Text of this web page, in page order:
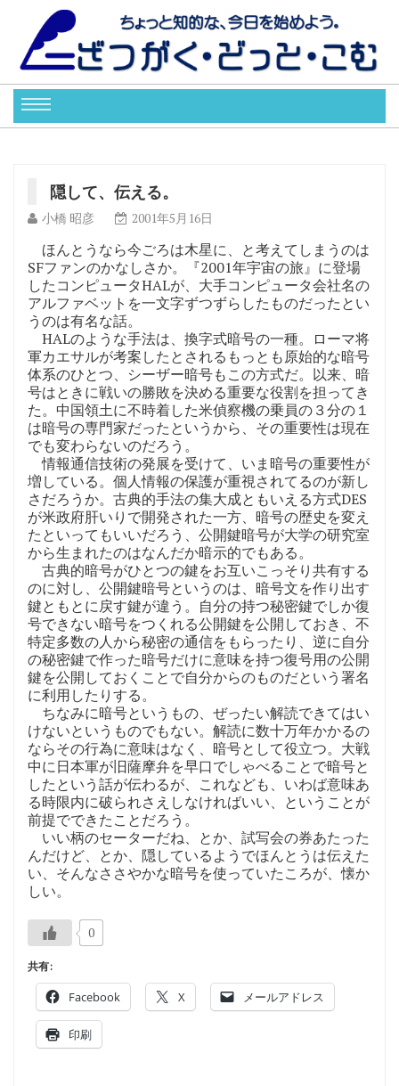
隠して、伝える。
小橋 昭彦 2001年5月16日
ほんとうなら今ごろは木星に、と考えてしまうのは
SFファンのかなしさか。『2001年宇宙の旅』に登場
したコンピュータHALが、大手コンピュータ会社名の
アルファベットを一文字ずつずらしたものだったとい
うのは有名な話。
HALのような手法は、換字式暗号の一種。ローマ将
軍カエサルが考案したとされるもっとも原始的な暗号
体系のひとつ、シーザー暗号もこの方式だ。以来、暗
号はときに戦いの勝敗を決める重要な役割を担ってき
た。中国領土に不時着した米偵察機の乗員の３分の１
は暗号の専門家だったというから、その重要性は現在
でも変わらないのだろう。
情報通信技術の発展を受けて、いま暗号の重要性が
増している。個人情報の保護が重視されてるのが新し
さだろうか。古典的手法の集大成ともいえる方式DES
が米政府肝いりで開発された一方、暗号の歴史を変え
たといってもいいだろう、公開鍵暗号が大学の研究室
から生まれたのはなんだか暗示的でもある。
古典的暗号がひとつの鍵をお互いこっそり共有する
のに対し、公開鍵暗号というのは、暗号文を作り出す
鍵ともとに戻す鍵が違う。自分の持つ秘密鍵でしか復
号できない暗号をつくれる公開鍵を公開しておき、不
特定多数の人から秘密の通信をもらったり、逆に自分
の秘密鍵で作った暗号だけに意味を持つ復号用の公開
鍵を公開しておくことで自分からのものだという署名
に利用したりする。
ちなみに暗号というもの、ぜったい解読できてはい
けないというものでもない。解読に数十万年かかるの
ならその行為に意味はなく、暗号として役立つ。大戦
中に日本軍が旧薩摩弁を早口でしゃべることで暗号と
したという話が伝わるが、これなども、いわば意味あ
る時限内に破られさえしなければいい、ということが
前提でできたことだろう。
いい柄のセーターだね、とか、試写会の券あたった
んだけど、とか、隠しているようでほんとうは伝えた
い、そんなささやかな暗号を使っていたころが、懐か
しい。
0
共有:
Facebook X メールアドレス
印刷